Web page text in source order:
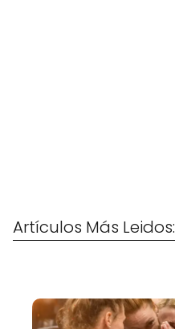
Artículos Más Leidos: